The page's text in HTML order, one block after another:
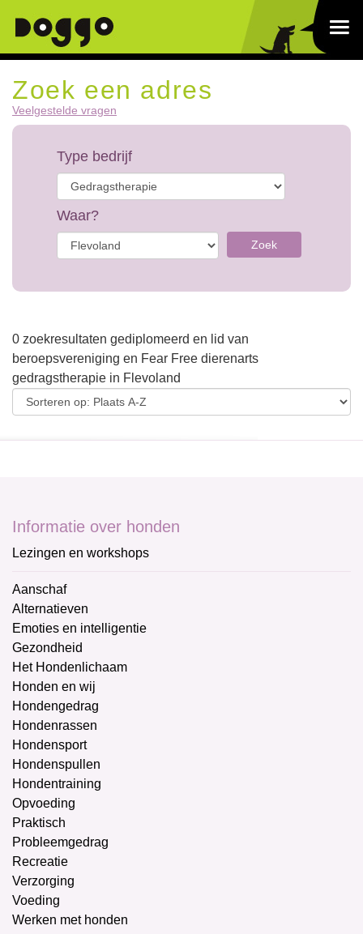
Zoek een adres
Veelgestelde vragen
Type bedrijf
Waar?
Zoek
0 zoekresultaten gediplomeerd en lid van
beroepsvereniging en Fear Free dierenarts
gedragstherapie in Flevoland
Informatie over honden
Lezingen en workshops
Aanschaf
Alternatieven
Emoties en intelligentie
Gezondheid
Het Hondenlichaam
Honden en wij
Hondengedrag
Hondenrassen
Hondensport
Hondenspullen
Hondentraining
Opvoeding
Praktisch
Probleemgedrag
Recreatie
Verzorging
Voeding
Werken met honden